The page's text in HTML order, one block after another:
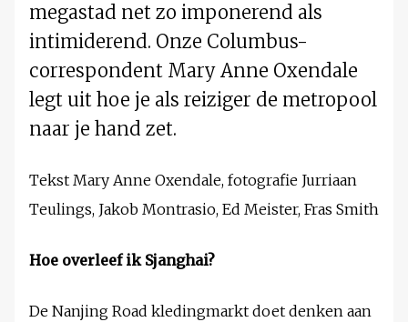
megastad net zo imponerend als
intimiderend. Onze Columbus-
correspondent Mary Anne Oxendale
legt uit hoe je als reiziger de metropool
naar je hand zet.
Tekst Mary Anne Oxendale, fotografie Jurriaan
Teulings, Jakob Montrasio, Ed Meister, Fras Smith
Hoe overleef ik Sjanghai?
De Nanjing Road kledingmarkt doet denken aan